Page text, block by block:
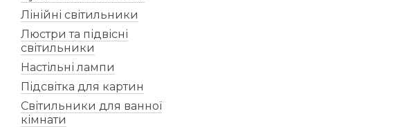
Лінійні світильники
Люстри та підвісні
світильники
Настільні лампи
Підсвітка для картин
Світильники для ванної
кімнати